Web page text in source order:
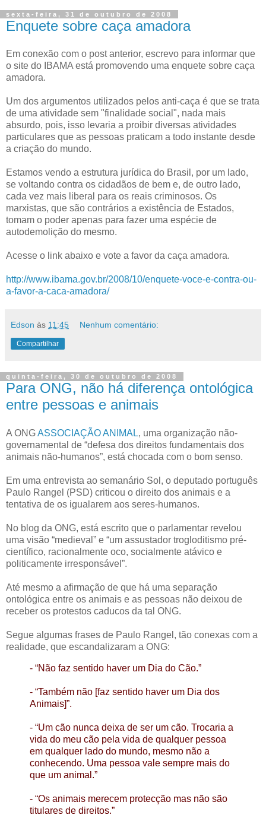
sexta-feira, 31 de outubro de 2008
Enquete sobre caça amadora
Em conexão com o post anterior, escrevo para informar que
o site do IBAMA está promovendo uma enquete sobre caça
amadora.
Um dos argumentos utilizados pelos anti-caça é que se trata
de uma atividade sem "finalidade social", nada mais
absurdo, pois, isso levaria a proibir diversas atividades
particulares que as pessoas praticam a todo instante desde
a criação do mundo.
Estamos vendo a estrutura jurídica do Brasil, por um lado,
se voltando contra os cidadãos de bem e, de outro lado,
cada vez mais liberal para os reais criminosos. Os
marxistas, que são contrários a existência de Estados,
tomam o poder apenas para fazer uma espécie de
autodemolição do mesmo.
Acesse o link abaixo e vote a favor da caça amadora.
http://www.ibama.gov.br/2008/10/enquete-voce-e-contra-ou-
a-favor-a-caca-amadora/
Edson às 11:45 Nenhum comentário:
Compartilhar
quinta-feira, 30 de outubro de 2008
Para ONG, não há diferença ontológica
entre pessoas e animais
A ONGASSOCIAÇÃO ANIMAL, uma organização não-
governamental de “defesa dos direitos fundamentais dos
animais não-humanos”, está chocada com o bom senso.
Em uma entrevista ao semanário Sol, o deputado português
Paulo Rangel (PSD) criticou o direito dos animais e a
tentativa de os igualarem aos seres-humanos.
No blog da ONG, está escrito que o parlamentar revelou
uma visão “medieval” e “um assustador trogloditismo pré-
científico, racionalmente oco, socialmente atávico e
politicamente irresponsável”.
Até mesmo a afirmação de que há uma separação
ontológica entre os animais e as pessoas não deixou de
receber os protestos caducos da tal ONG.
Segue algumas frases de Paulo Rangel, tão conexas com a
realidade, que escandalizaram a ONG:
- “Não faz sentido haver um Dia do Cão.”
- “Também não [faz sentido haver um Dia dos
Animais]”.
- “Um cão nunca deixa de ser um cão. Trocaria a
vida do meu cão pela vida de qualquer pessoa
em qualquer lado do mundo, mesmo não a
conhecendo. Uma pessoa vale sempre mais do
que um animal.”
- “Os animais merecem protecção mas não são
titulares de direitos.”